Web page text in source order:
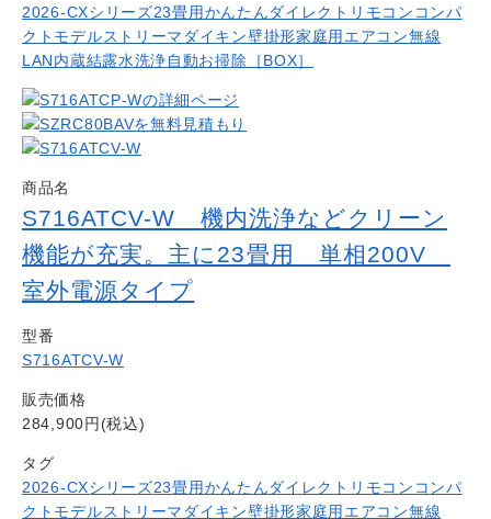
2026-CXシリーズ23畳用かんたんダイレクトリモコン コンパ
クトモデルストリーマ ダイキン壁掛形家庭用エアコン無線
LAN内蔵結露水洗浄自動お掃除［BOX］
商品名
S716ATCV-W 機内洗浄などクリーン
機能が充実。主に23畳用 単相200V
室外電源タイプ
型番
S716ATCV-W
販売価格
284,900円(税込)
タグ
2026-CXシリーズ23畳用かんたんダイレクトリモコン コンパ
クトモデルストリーマ ダイキン壁掛形家庭用エアコン無線